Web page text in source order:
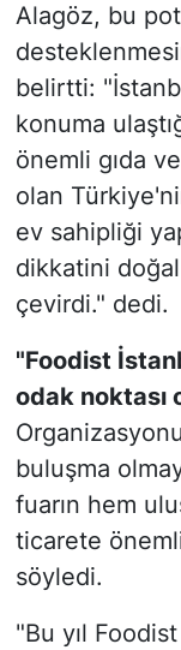
Alagöz, bu
belirtti:
konuma
önemli gıda
olan
ev sahipliği
dikkatini
çevirdi." dedi.
"Foodist
odak noktası
buluşma
fuarın hem
ticarete önemli
söyledi.
"Bu yıl